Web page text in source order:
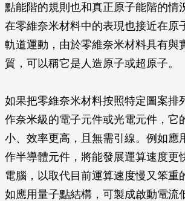
點能階的規則也和真正原子能階的情
在零維奈米材料中的表現也接近在原
軌道運動，由於零維奈米材料具有與
質，可以稱它是人造原子或超原子。
如果把零維奈米材料按照特定圖案排
作奈米級的電子元件或光電元件，它
小、效率更高，且無需引線。例如應
作半導體元件，將能發展運算速度更
電腦，以取代目前運算速度慢又笨重
如應用量子點結構，可製成啟動電流